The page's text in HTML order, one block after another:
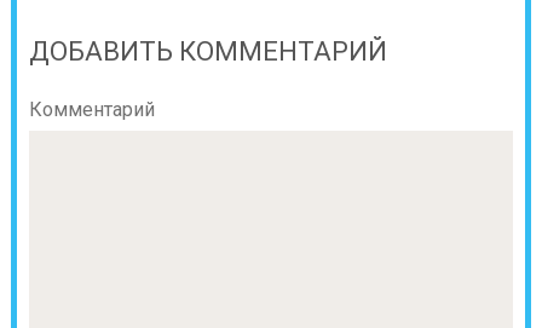
ДОБАВИТЬ КОММЕНТАРИЙ
Комментарий